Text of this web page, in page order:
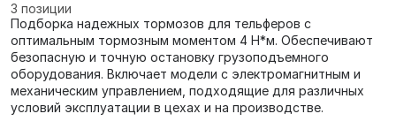
3 позиции
Подборка надежных тормозов для тельферов с
оптимальным тормозным моментом 4 Н*м. Обеспечивают
безопасную и точную остановку грузоподъемного
оборудования. Включает модели с электромагнитным и
механическим управлением, подходящие для различных
условий эксплуатации в цехах и на производстве.